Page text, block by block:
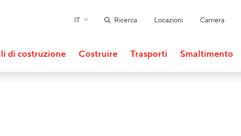
IT Ricerca Locazioni Carriera
di costruzione Costruire Trasporti Smaltimento